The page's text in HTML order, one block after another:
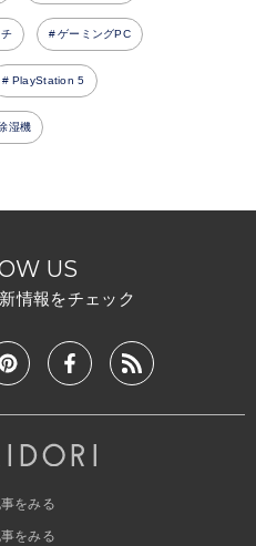
ゲーミングPC
PlayStation 5
湿機
US
情報をチェック
をみる
をみる